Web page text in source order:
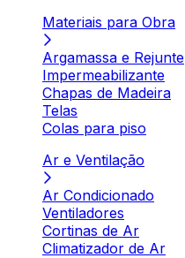
Materiais para Obra
Argamassa e Rejunte
Impermeabilizante
Chapas de Madeira
Telas
Colas para piso
Ar e Ventilação
Ar Condicionado
Ventiladores
Cortinas de Ar
Climatizador de Ar